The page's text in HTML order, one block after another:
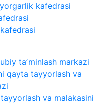
kafedrasi
taʼminlash markazi
qayta tayyorlash va
va malakasini